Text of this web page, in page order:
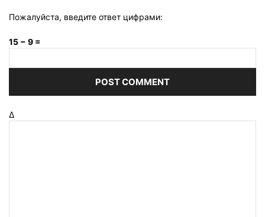
Пожалуйста, введите ответ цифрами:
15 − 9 =
Δ